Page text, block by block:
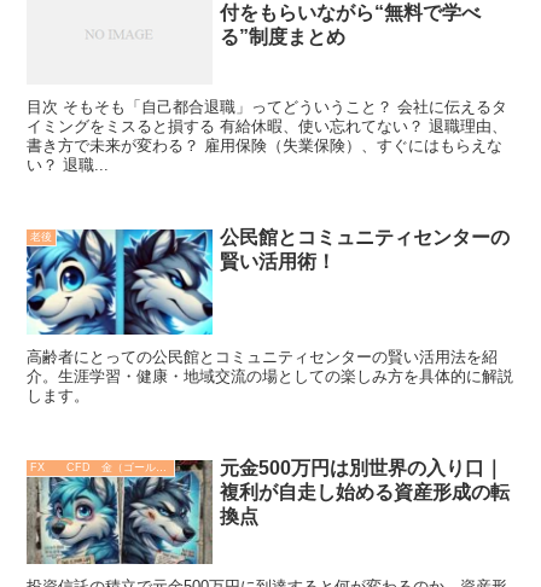
付をもらいながら“無料で学べ
る”制度まとめ
目次 そもそも「自己都合退職」ってどういうこと？ 会社に伝えるタ
イミングをミスると損する 有給休暇、使い忘れてない？ 退職理由、
書き方で未来が変わる？ 雇用保険（失業保険）、すぐにはもらえな
い？ 退職...
老後
公民館とコミュニティセンターの
賢い活用術！
高齢者にとっての公民館とコミュニティセンターの賢い活用法を紹
介。生涯学習・健康・地域交流の場としての楽しみ方を具体的に解説
します。
元金500万円は別世界の入り口｜
複利が自走し始める資産形成の転
換点